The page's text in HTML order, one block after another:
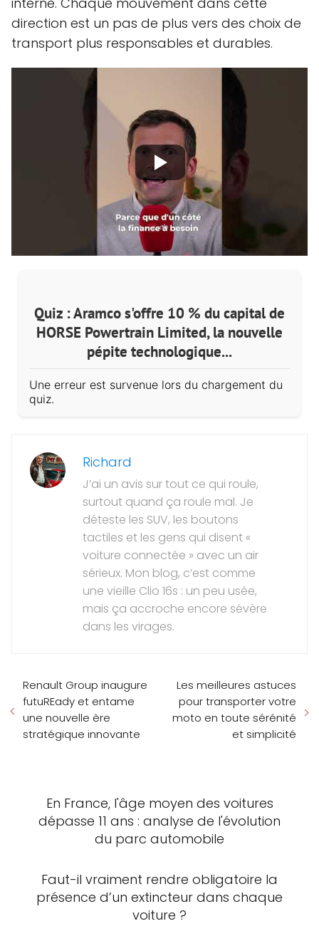
direction est un pas de plus vers des choix de
transport plus responsables et durables.
Quiz : Aramco s'offre 10 % du capital de
HORSE Powertrain Limited, la nouvelle
pépite technologique...
Une erreur est survenue lors du chargement du
quiz.
Richard
J’ai un avis sur tout ce qui roule,
surtout quand ça roule mal. Je
déteste les SUV, les boutons
tactiles et les gens qui disent «
voiture connectée » avec un air
sérieux. Mon blog, c’est comme
une vieille Clio 16s : un peu usée,
mais ça accroche encore sévère
dans les virages.
Renault Group inaugure
futuREady et entame
une nouvelle ère
stratégique innovante
Les meilleures astuces
pour transporter votre
moto en toute sérénité
et simplicité
En France, l'âge moyen des voitures
dépasse 11 ans : analyse de l'évolution
du parc automobile
Faut-il vraiment rendre obligatoire la
présence d’un extincteur dans chaque
voiture ?